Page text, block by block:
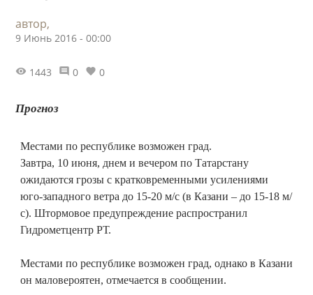
автор,
9 Июнь 2016 - 00:00
1443 0 0
Прогноз
Местами по республике возможен град.
Завтра, 10 июня, днем и вечером по Татарстану
ожидаются грозы с кратковременными усилениями
юго-западного ветра до 15-20 м/с (в Казани – до 15-18 м/
с). Штормовое предупреждение распространил
Гидрометцентр РТ.
Местами по республике возможен град, однако в Казани
он маловероятен, отмечается в сообщении.